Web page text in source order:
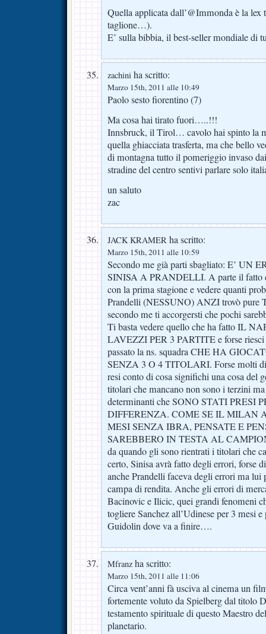
Quella applicata dall’@Immonda è la lex
taglione…).
E’ sulla bibbia, il best-seller mondiale di
zachini ha scritto:
Marzo 15th, 2011 alle 10:49
Paolo sesto fiorentino (7)
Ma cosa hai tirato fuori…..!!!
Innsbruck, il Tirol… cavolo hai spinto la
quella ghiacciata trasferta, ma che bello
di montagna tutto il pomeriggio invaso
stradine del centro sentivi parlare solo
un saluto
zac
JACK KRAMER ha scritto:
Marzo 15th, 2011 alle 10:59
Secondo me già parti sbagliato: E’ UN
SINISA A PRANDELLI. A parte il fatto
con la prima stagione e vedere quanti
Prandelli (NESSUNO) ANZI trovò pure
secondo me ti accorgersti che pochi
Ti basta vedere quello che ha fatto IL
LAVEZZI PER 3 PARTITE e forse riesci
passato la ns. squadra CHE HA
SENZA 3 O 4 TITOLARI. Forse molti di
resi conto di cosa significhi una cosa del
titolari che mancano non sono i terzini
determinanti che SONO STATI PRESI
DIFFERENZA. COME SE IL MILAN
MESI SENZA IBRA, PENSATE E
SAREBBERO IN TESTA AL
da quando gli sono rientrati i titolari che
certo, Sinisa avrà fatto degli errori, forse
anche Prandelli faceva degli errori ma lui
campa di rendita. Anche gli errori di
Bacinovic e Ilicic, quei grandi fenomeni
togliere Sanchez all’Udinese per 3 mesi
Guidolin dove va a finire….
Mfranz ha scritto:
Marzo 15th, 2011 alle 11:06
Circa vent’anni fà usciva al cinema un
fortemente voluto da Spielberg dal titolo
testamento spirituale di questo Maestro
planetario.